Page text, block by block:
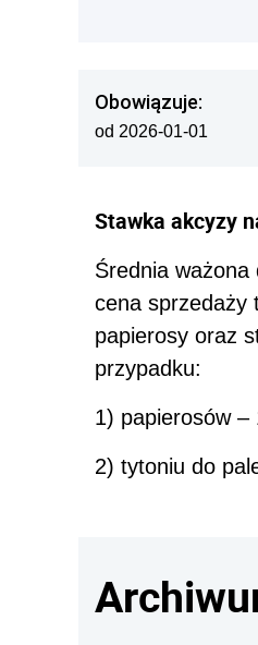
Obowiązuje:
od 2026-01-01
Stawka akcyzy
Średnia
cena sprzedaży
papierosy oraz
przypadku:
1) papierosów –
2) tytoniu do